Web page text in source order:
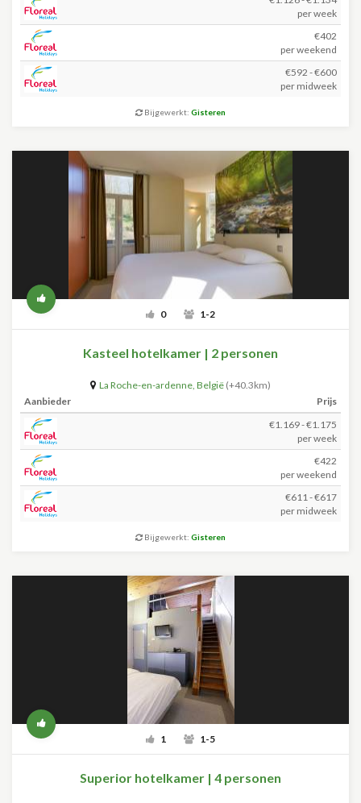
per week
€402
per weekend
€592 - €600
per midweek
Bijgewerkt: Gisteren
0 1-2
Kasteel hotelkamer | 2 personen
La Roche-en-ardenne, België (+40.3km)
Aanbieder
Prijs
€1.169 - €1.175
per week
€422
per weekend
€611 - €617
per midweek
Bijgewerkt: Gisteren
1 1-5
Superior hotelkamer | 4 personen